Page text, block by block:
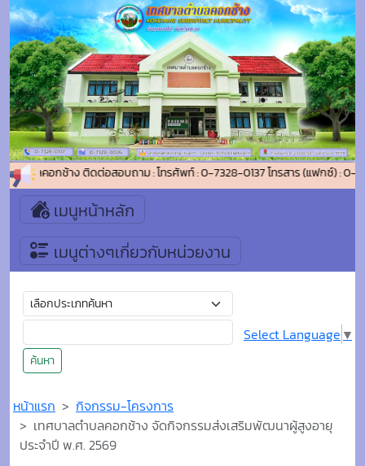
ตำบลคอกช้าง ติดต่อสอบถาม : โทรศัพท์ : 0-7328-0137 โทรสาร (แฟกซ์) : 0-
เมนูหน้าหลัก
เมนูต่างๆเกี่ยวกับหน่วยงาน
ค้นหา
Select Language ▼
หน้าแรก
กิจกรรม-โครงการ
เทศบาลตำบลคอกช้าง จัดกิจกรรมส่งเสริมพัฒนาผู้สูงอายุ
ประจำปี พ.ศ. 2569